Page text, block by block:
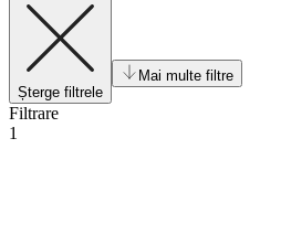
Șterge filtrele
Mai multe filtre
Filtrare
1